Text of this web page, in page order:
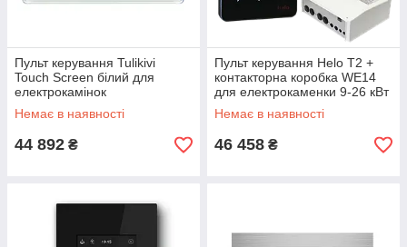
Пульт керування Tulikivi
Touch Screen білий для
електрокамінок
Немає в наявності
44 892 ₴
Пульт керування Helo T2 +
контакторна коробка WE14
для електрокаменки 9-26 кВт
Немає в наявності
46 458 ₴